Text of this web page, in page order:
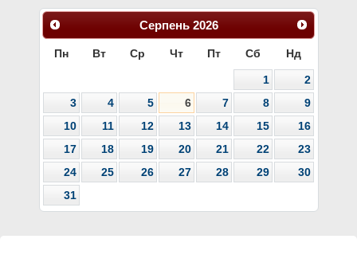
Серпень 2026
Пн Вт Ср Чт Пт Сб Нд
1
2
3
4 5 6 7 8
9
10
11 12 13 14 15
16
17
18 19 20 21 22
23
24
25 26 27 28 29
30
31